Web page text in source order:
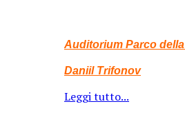
Auditorium Parco
Daniil Trifonov
Leggi tutto...